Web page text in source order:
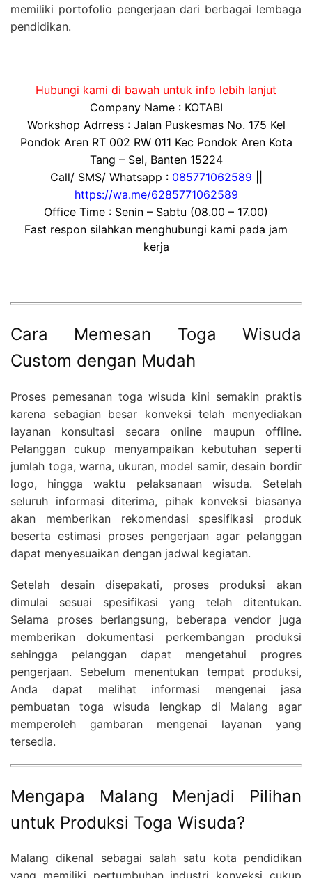
memiliki portofolio pengerjaan dari berbagai lembaga
pendidikan.
Hubungi kami di bawah untuk info lebih lanjut
Company Name : KOTABI
Workshop Adrress : Jalan Puskesmas No. 175 Kel
Pondok Aren RT 002 RW 011 Kec Pondok Aren Kota
Tang – Sel, Banten 15224
Call/ SMS/ Whatsapp : 085771062589
https://wa.me/6285771062589
Office Time : Senin – Sabtu (08.00 – 17.00)
Fast respon silahkan menghubungi kami pada jam
kerja
Cara Memesan Toga Wisuda
Custom dengan Mudah
Proses pemesanan toga wisuda kini semakin praktis
karena sebagian besar konveksi telah menyediakan
layanan konsultasi secara online maupun offline.
Pelanggan cukup menyampaikan kebutuhan seperti
jumlah toga, warna, ukuran, model samir, desain bordir
logo, hingga waktu pelaksanaan wisuda. Setelah
seluruh informasi diterima, pihak konveksi biasanya
akan memberikan rekomendasi spesifikasi produk
beserta estimasi proses pengerjaan agar pelanggan
dapat menyesuaikan dengan jadwal kegiatan.
Setelah desain disepakati, proses produksi akan
dimulai sesuai spesifikasi yang telah ditentukan.
Selama proses berlangsung, beberapa vendor juga
memberikan dokumentasi perkembangan produksi
sehingga pelanggan dapat mengetahui progres
pengerjaan. Sebelum menentukan tempat produksi,
Anda dapat melihat informasi mengenai jasa
pembuatan toga wisuda lengkap di Malang agar
memperoleh gambaran mengenai layanan yang
tersedia.
Mengapa Malang Menjadi Pilihan
untuk Produksi Toga Wisuda?
Malang dikenal sebagai salah satu kota pendidikan